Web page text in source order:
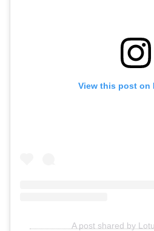
View this post on
A post shared by